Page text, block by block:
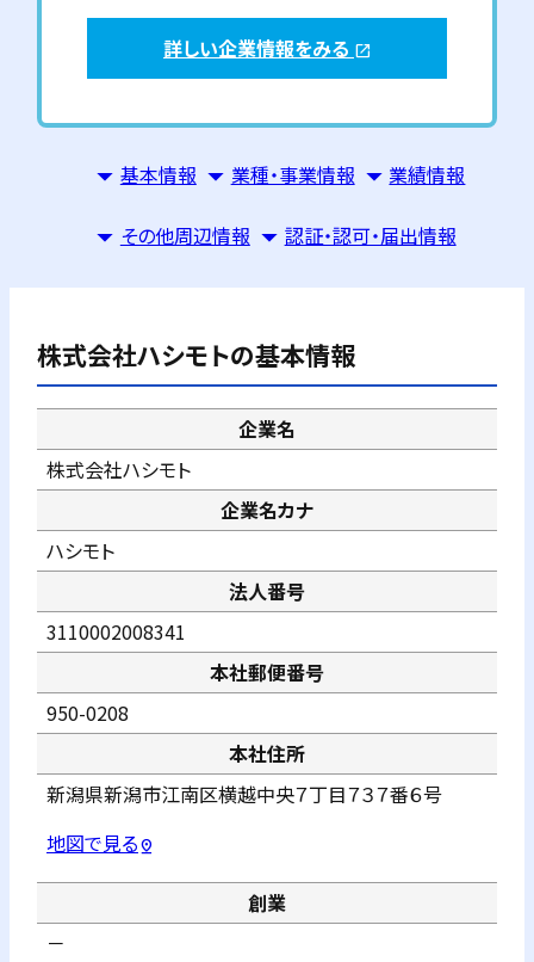
詳しい企業情報をみる open_in_new
基本情報 業種・事業情報 業績情報
その他周辺情報 認証・認可・届出情報
株式会社ハシモトの基本情報
企業名
株式会社ハシモト
企業名カナ
ハシモト
法人番号
3110002008341
本社郵便番号
950-0208
本社住所
新潟県新潟市江南区横越中央７丁目７３７番６号
地図で見るpin_drop
創業
－